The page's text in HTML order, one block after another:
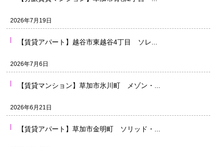
2026年7月19日
【賃貸アパート】越谷市東越谷4丁目 ソレ...
2026年7月6日
【賃貸マンション】草加市氷川町 メゾン・...
2026年6月21日
【賃貸アパート】草加市金明町 ソリッド・...